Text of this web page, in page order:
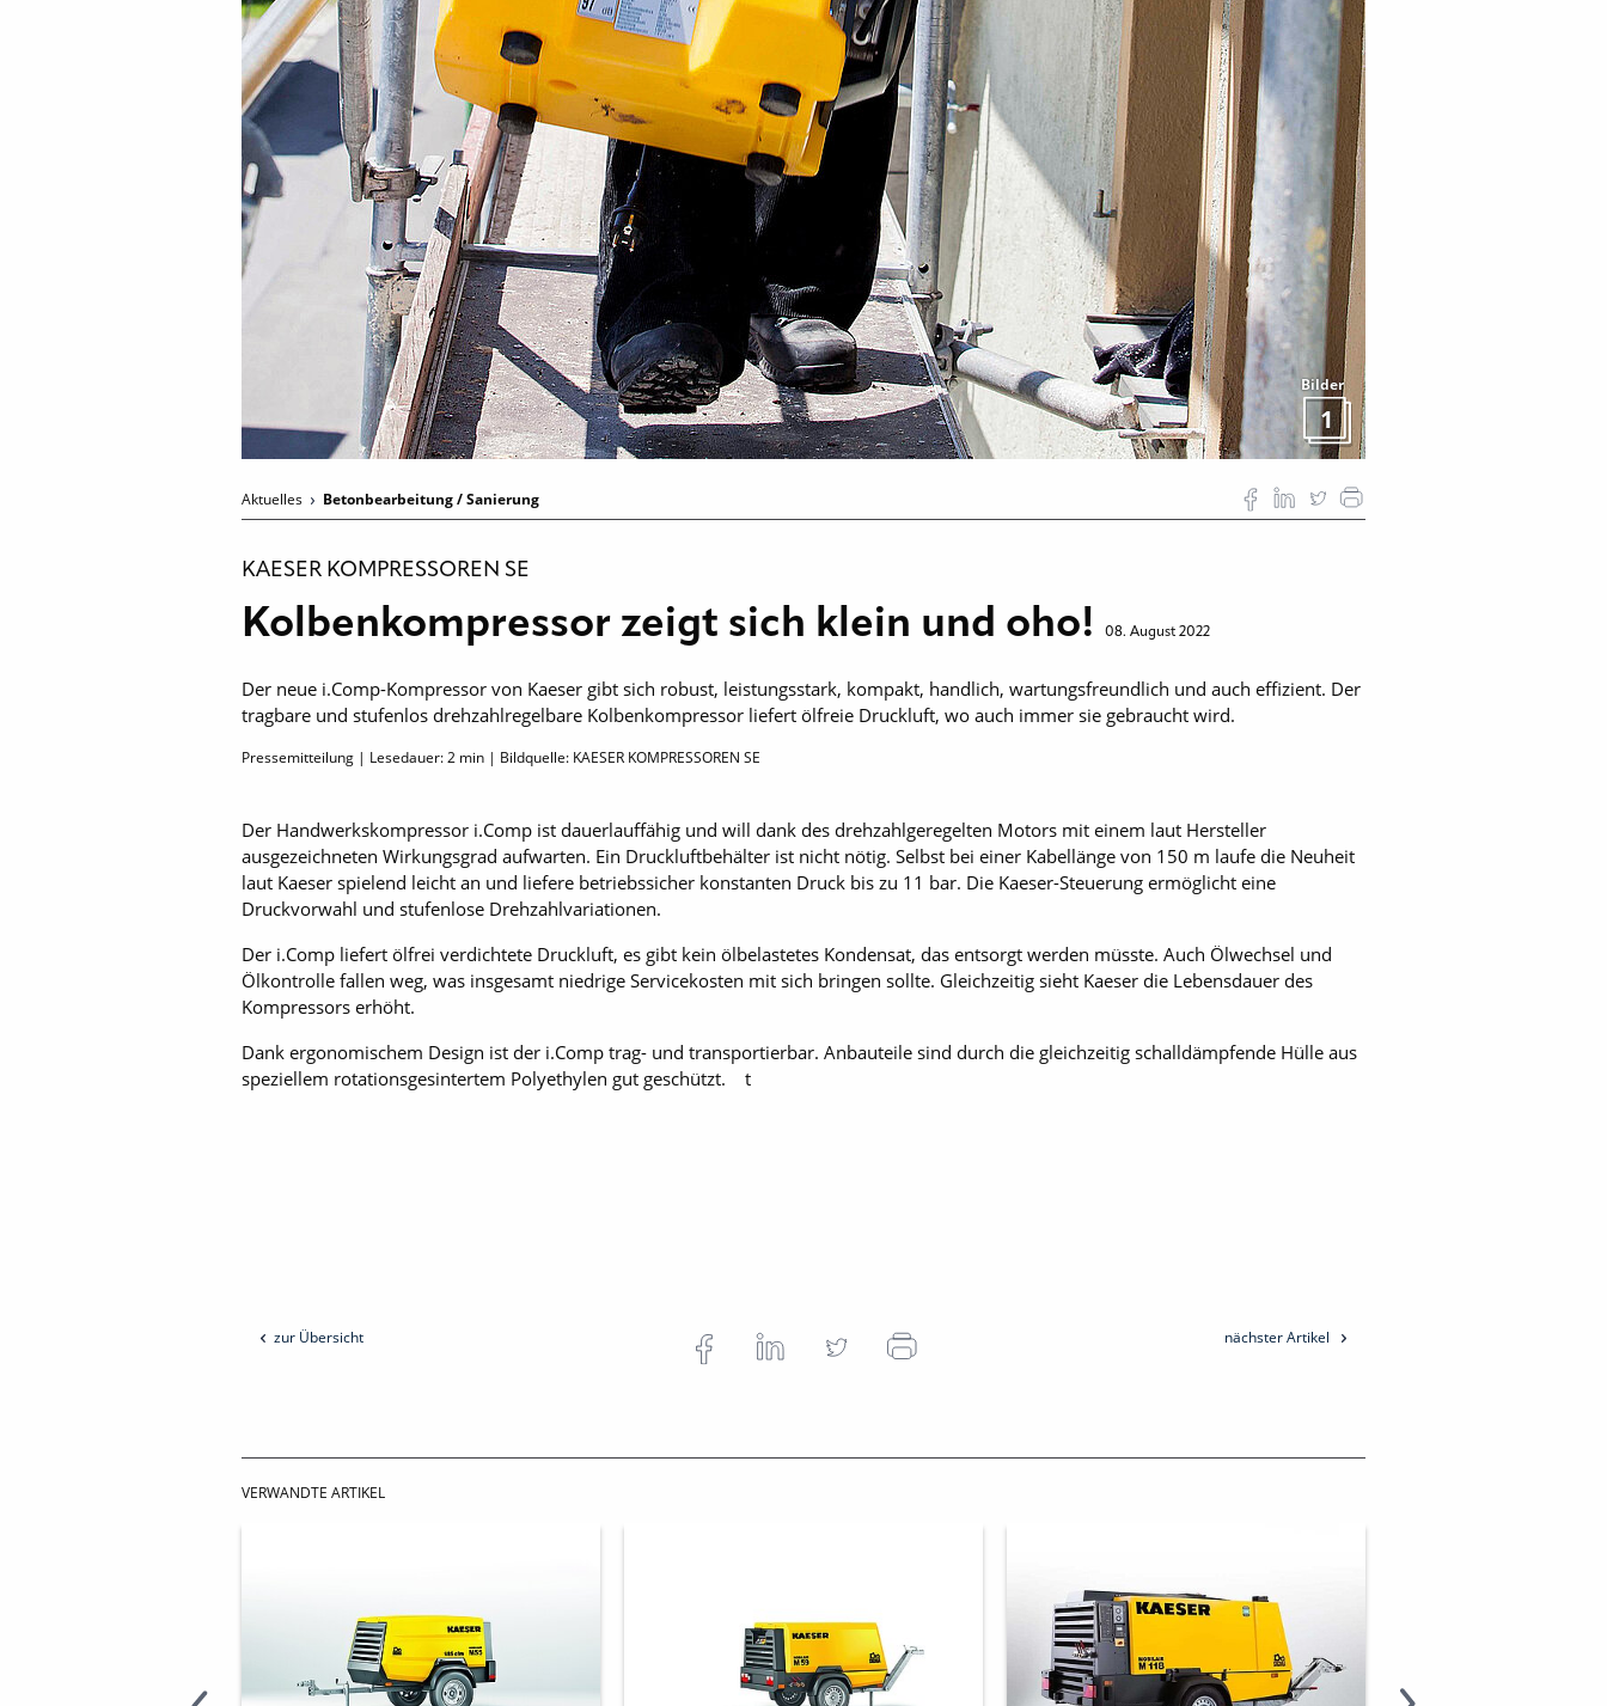
Bilder
1
Aktuelles Betonbearbeitung / Sanierung
KAESER KOMPRESSOREN SE
Kolbenkompressor zeigt sich klein und oho! 08. August 2022
Der neue i.Comp-Kompressor von Kaeser gibt sich robust, leistungsstark, kompakt, handlich, wartungsfreundlich und auch effizient. Der
tragbare und stufenlos drehzahlregelbare Kolbenkompressor liefert ölfreie Druckluft, wo auch immer sie gebraucht wird.
Pressemitteilung | Lesedauer:2 min | Bildquelle: KAESER KOMPRESSOREN SE
Der Handwerkskompressor i.Comp ist dauerlauffähig und will dank des drehzahlgeregelten Motors mit einem laut Hersteller
ausgezeichneten Wirkungsgrad aufwarten. Ein Druckluftbehälter ist nicht nötig. Selbst bei einer Kabellänge von 150 m laufe die Neuheit
laut Kaeser spielend leicht an und liefere betriebssicher konstanten Druck bis zu 11 bar. Die Kaeser-Steuerung ermöglicht eine
Druckvorwahl und stufenlose Drehzahlvariationen.
Der i.Comp liefert ölfrei verdichtete Druckluft, es gibt kein ölbelastetes Kondensat, das entsorgt werden müsste. Auch Ölwechsel und
Ölkontrolle fallen weg, was insgesamt niedrige Servicekosten mit sich bringen sollte. Gleichzeitig sieht Kaeser die Lebensdauer des
Kompressors erhöht.
Dank ergonomischem Design ist der i.Comp trag- und transportierbar. Anbauteile sind durch die gleichzeitig schalldämpfende Hülle aus
speziellem rotationsgesintertem Polyethylen gut geschützt. t
zur Übersicht nächster Artikel
VERWANDTE ARTIKEL